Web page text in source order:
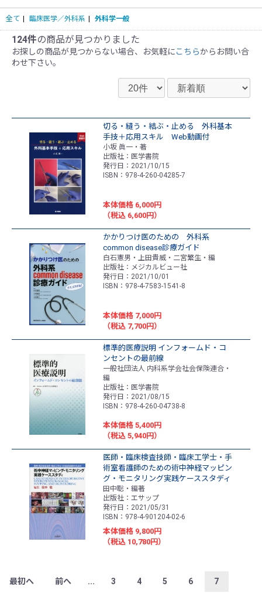
└ 麻酔科・ペインクリニック
└ 救命救急・集中治療（ICU・CCU）
└ 臓器移植
全て 臨床医学／外科系 外科学一般
124件の商品が見つかりました
お探しの商品が見つからない場合、お気軽にこちらからお問い合
わせ下さい。
切る・縫う・結ぶ・止める 外科基本
手技＋応用スキル Web動画付
小坂 眞一・著
出版社：医学書院
発行日：2021/10/15
ISBN：978-4-260-04285-7
本体価格 6,000円
（税込 6,600円）
かかりつけ医のための 外科系
common disease診療ガイド
白石憲男・上田貴威・二宮繁生・編
出版社：メジカルビュー社
発行日：2021/10/01
ISBN：978-4-7583-1541-8
本体価格 7,000円
（税込 7,700円）
標準的医療説明 インフォームド・コ
ンセントの最前線
一般社団法人 内科系学会社会保険連合・
編
出版社：医学書院
発行日：2021/08/15
ISBN：978-4-260-04738-8
本体価格 5,400円
（税込 5,940円）
医師・臨床検査技師・臨床工学士・手
術室看護師のための術中神経マッピン
グ・モニタリング実践ケーススタディ
田中聡・編著
出版社：エサップ
発行日：2021/05/31
ISBN：978-4-901204-02-6
本体価格 9,800円
（税込 10,780円）
最初へ 前へ ... 3 4 5 6 7